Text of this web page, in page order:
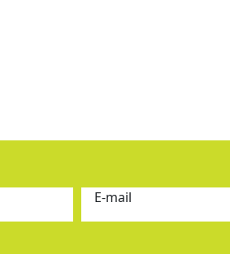
E-mail